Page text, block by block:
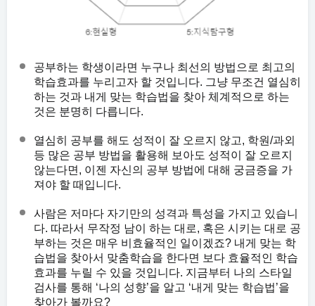
공부하는 학생이라면 누구나 최선의 방법으로 최고의
학습효과를 누리고자 할 것입니다. 그냥 무조건 열심히
하는 것과 내게 맞는 학습법을 찾아 체계적으로 하는
것은 분명히 다릅니다.
열심히 공부를 해도 성적이 잘 오르지 않고, 학원/과외
등 많은 공부 방법을 활용해 보아도 성적이 잘 오르지
않는다면, 이젠 자신의 공부 방법에 대해 궁금증을 가
져야 할 때입니다.
사람은 저마다 자기만의 성격과 특성을 가지고 있습니
다. 따라서 무작정 남이 하는 대로, 혹은 시키는 대로 공
부하는 것은 매우 비효율적인 일이겠죠? 내게 맞는 학
습법을 찾아서 맞춤학습을 한다면 보다 효율적인 학습
효과를 누릴 수 있을 것입니다. 지금부터 나의 스타일
검사를 통해 ‘나의 성향’을 알고 ‘내게 맞는 학습법’을
찾아가 볼까요?